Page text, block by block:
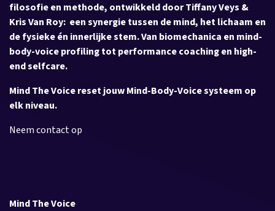
filosofie en methode, ontwikkeld door Tiffany Veys &
Kris Van Roy: een synergie tussen de mind, het lichaam en
de fysieke én innerlijke stem. Van biomechanica en mind-
body-voice profiling tot performance coaching en high-
end selfcare.
Mind The Voice reset jouw Mind-Body-Voice systeem op
elk niveau.
Neem contact op
Mind The Voice